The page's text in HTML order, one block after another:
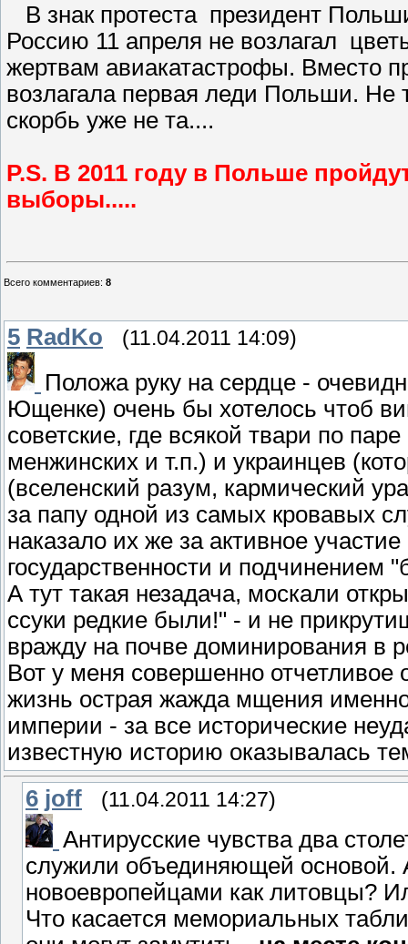
В знак протеста президент
Россию 11 апреля не возлагал
жертвам авиакатастрофы. Вместо
возлагала первая леди Польши. Не
скорбь уже не та....
P.S. В 2011 году в Польше
выборы.....
Всего комментариев: 8
5 RadKo (11.04.2011 14:09)
Положа руку на сердце -
Ющенке) очень бы хотелось чтоб
советские, где всякой твари по
менжинских и т.п.) и украинцев
(вселенский разум, кармический
за папу одной из самых кровавых
наказало их же за активное
государственности и подчинением
А тут такая незадача, москали
ссуки редкие были!" - и не
вражду на почве доминирования в
Вот у меня совершенно
жизнь острая жажда мщения
империи - за все исторические
известную историю оказывалась
6 joff (11.04.2011 14:27)
Антирусские чувства два
служили объединяющей основой.
новоевропейцами как литовцы?
Что касается мемориальных